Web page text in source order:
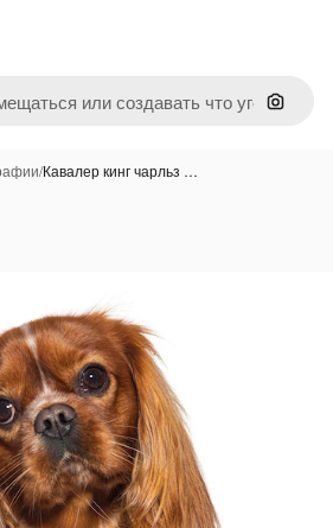
Поиск
/Кавалер кинг чарльз …